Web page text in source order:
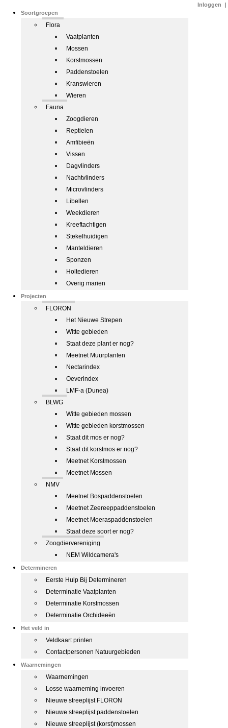
Soortgroepen
Flora
Vaatplanten
Mossen
Korstmossen
Paddenstoelen
Kranswieren
Wieren
Fauna
Zoogdieren
Reptielen
Amfibieën
Vissen
Dagvlinders
Nachtvlinders
Microvlinders
Libellen
Weekdieren
Kreeftachtigen
Stekelhuidigen
Manteldieren
Sponzen
Holtedieren
Overig marien
Projecten
FLORON
Het Nieuwe Strepen
Witte gebieden
Staat deze plant er nog?
Meetnet Muurplanten
Nectarindex
Oeverindex
LMF-a (Dunea)
BLWG
Witte gebieden mossen
Witte gebieden korstmossen
Staat dit mos er nog?
Staat dit korstmos er nog?
Meetnet Korstmossen
Meetnet Mossen
NMV
Meetnet Bospaddenstoelen
Meetnet Zeereeppaddenstoelen
Meetnet Moeraspaddenstoelen
Staat deze soort er nog?
Zoogdiervereniging
NEM Wildcamera's
Determineren
Eerste Hulp Bij Determineren
Determinatie Vaatplanten
Determinatie Korstmossen
Determinatie Orchideeën
Het veld in
Veldkaart printen
Contactpersonen Natuurgebieden
Waarnemingen
Waarnemingen
Losse waarneming invoeren
Nieuwe streeplijst FLORON
Nieuwe streeplijst paddenstoelen
Nieuwe streeplijst (korst)mossen
Inloggen |